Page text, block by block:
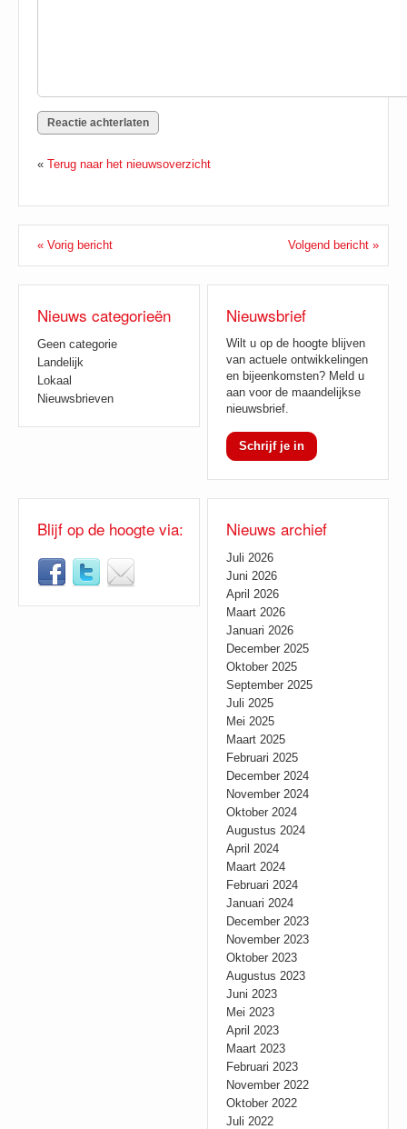
« Terug naar het nieuwsoverzicht
« Vorig bericht Volgend bericht »
Nieuws categorieën
Geen categorie
Landelijk
Lokaal
Nieuwsbrieven
Nieuwsbrief
Wilt u op de hoogte blijven
van actuele ontwikkelingen
en bijeenkomsten? Meld u
aan voor de maandelijkse
nieuwsbrief.
Schrijf je in
Blijf op de hoogte via: Nieuws archief
Juli 2026
Juni 2026
April 2026
Maart 2026
Januari 2026
December 2025
Oktober 2025
September 2025
Juli 2025
Mei 2025
Maart 2025
Februari 2025
December 2024
November 2024
Oktober 2024
Augustus 2024
April 2024
Maart 2024
Februari 2024
Januari 2024
December 2023
November 2023
Oktober 2023
Augustus 2023
Juni 2023
Mei 2023
April 2023
Maart 2023
Februari 2023
November 2022
Oktober 2022
Juli 2022